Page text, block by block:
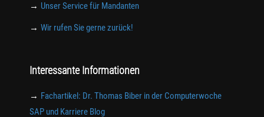
→ Unser Service für Mandanten
→ Wir rufen Sie gerne zurück!
Interessante Informationen
→ Fachartikel: Dr. Thomas Biber in der Computerwoche
SAP und Karriere Blog